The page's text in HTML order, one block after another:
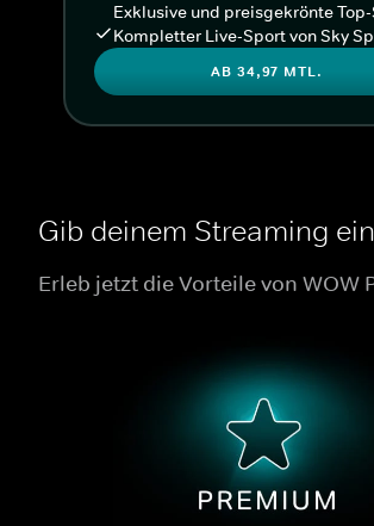
Exklusive und preisgekrönte
Kompletter Live-Sport von Sky
AB 34,97 MTL.
Gib deinem Streaming
Erleb jetzt die Vorteile von WOW